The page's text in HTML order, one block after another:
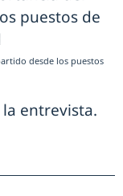
desde los puestos